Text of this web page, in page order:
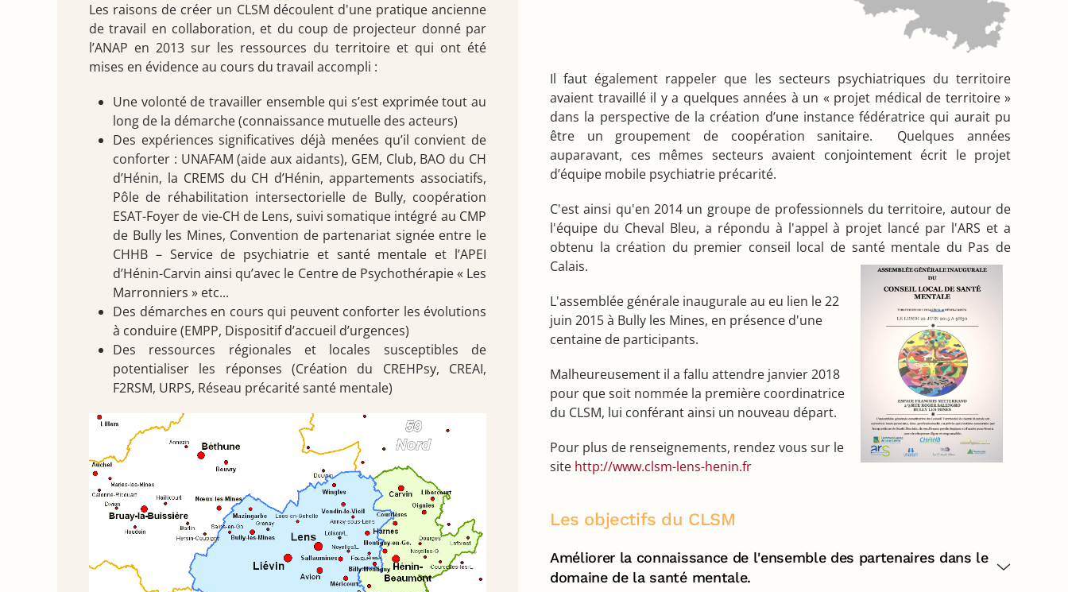
Les raisons de créer un CLSM découlent d'une pratique ancienne
de travail en collaboration, et du coup de projecteur donné par
l’ANAP en 2013 sur les ressources du territoire et qui ont été
mises en évidence au cours du travail accompli :
Une volonté de travailler ensemble qui s’est exprimée tout au
long de la démarche (connaissance mutuelle des acteurs)
Des expériences significatives déjà menées qu’il convient de
conforter : UNAFAM (aide aux aidants), GEM, Club, BAO du CH
d’Hénin, la CREMS du CH d’Hénin, appartements associatifs,
Pôle de réhabilitation intersectorielle de Bully, coopération
ESAT-Foyer de vie-CH de Lens, suivi somatique intégré au CMP
de Bully les Mines, Convention de partenariat signée entre le
CHHB – Service de psychiatrie et santé mentale et l’APEI
d’Hénin-Carvin ainsi qu’avec le Centre de Psychothérapie « Les
Marronniers » etc...
Des démarches en cours qui peuvent conforter les évolutions
à conduire (EMPP, Dispositif d’accueil d’urgences)
Des ressources régionales et locales susceptibles de
potentialiser les réponses (Création du CREHPsy, CREAI,
F2RSM, URPS, Réseau précarité santé mentale)
Il faut également rappeler que les secteurs psychiatriques du territoire
avaient travaillé il y a quelques années à un « projet médical de territoire »
dans la perspective de la création d’une instance fédératrice qui aurait pu
être un groupement de coopération sanitaire. Quelques années
auparavant, ces mêmes secteurs avaient conjointement écrit le projet
d’équipe mobile psychiatrie précarité.
C'est ainsi qu'en 2014 un groupe de professionnels du territoire, autour de
l'équipe du Cheval Bleu, a répondu à l'appel à projet lancé par l'ARS et a
obtenu la création du premier conseil local de santé mentale du Pas de
Calais.
L'assemblée générale inaugurale au eu lien le 22
juin 2015 à Bully les Mines, en présence d'une
centaine de participants.
Malheureusement il a fallu attendre janvier 2018
pour que soit nommée la première coordinatrice
du CLSM, lui conférant ainsi un nouveau départ.
Pour plus de renseignements, rendez vous sur le
site http://www.clsm-lens-henin.fr
Les objectifs du CLSM
Améliorer la connaissance de l'ensemble des partenaires dans le
domaine de la santé mentale.